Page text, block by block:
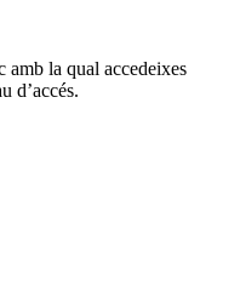
amb la qual accedeixes
d’accés.